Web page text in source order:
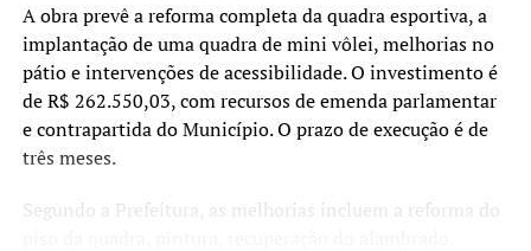
A obra prevê a reforma completa da quadra esportiva, a
implantação de uma quadra de mini vôlei, melhorias no
pátio e intervenções de acessibilidade. O investimento é
de R$ 262.550,03, com recursos de emenda parlamentar
e contrapartida do Município. O prazo de execução é de
três meses.
Segundo a Prefeitura, as melhorias incluem a reforma do